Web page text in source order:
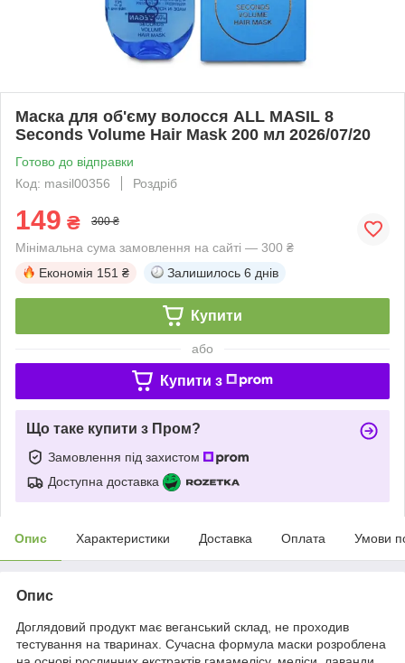
Маска для об'єму волосся ALL MASIL 8
Seconds Volume Hair Mask 200 мл 2026/07/20
Готово до відправки
Код: masil00356
Роздріб
149 ₴ 300 ₴
Мінімальна сума замовлення на сайті — 300 ₴
Економія 151 ₴ Залишилось 6 днів
Купити
або
Купити з
Що таке купити з Пром?
Замовлення під захистом
Доступна доставка
Опис Характеристики Доставка Оплата Умови
Опис
Доглядовий продукт має веганський склад, не проходив
тестування на тваринах. Сучасна формула маски розроблена